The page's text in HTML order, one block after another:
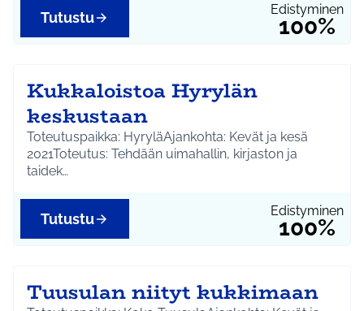
Edistyminen
100%
Tutustu
Kukkaloistoa Hyrylän
keskustaan
Toteutuspaikka: HyryläAjankohta: Kevät ja kesä
2021Toteutus: Tehdään uimahallin, kirjaston ja
taidek…
Edistyminen
100%
Tutustu
Tuusulan niityt kukkimaan